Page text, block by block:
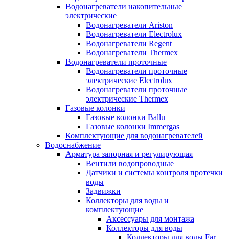
Водонагреватели накопительные
электрические
Водонагреватели Ariston
Водонагреватели Electrolux
Водонагреватели Regent
Водонагреватели Thermex
Водонагреватели проточные
Водонагреватели проточные
электрические Electrolux
Водонагреватели проточные
электрические Thermex
Газовые колонки
Газовые колонки Ballu
Газовые колонки Immergas
Комплектующие для водонагревателей
Водоснабжение
Арматура запорная и регулирующая
Вентили водопроводные
Датчики и системы контроля протечки
воды
Задвижки
Коллекторы для воды и
комплектующие
Аксессуары для монтажа
Коллекторы для воды